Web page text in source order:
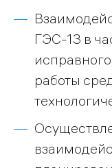
ГЭС-13 в
работы